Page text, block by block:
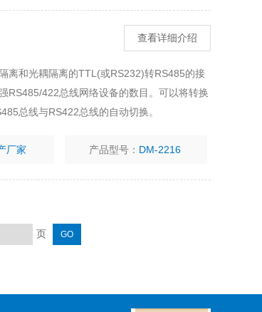
查看详细介绍
离和光耦隔离的TTL(或RS232)转RS485的接
RS485/422总线网络设备的数目。可以将转换
总线与RS422总线的自动切换。
厂家 产品型号： DM-2216
页